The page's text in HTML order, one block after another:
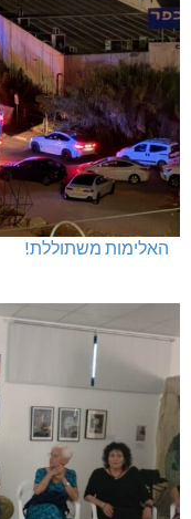
האלימות משתוללת!